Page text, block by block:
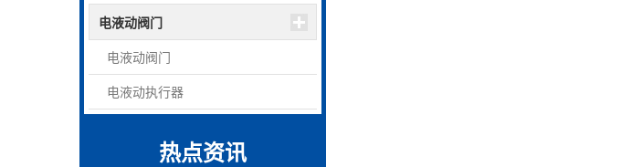
电液动阀门
电液动阀门
电液动执行器
热点资讯